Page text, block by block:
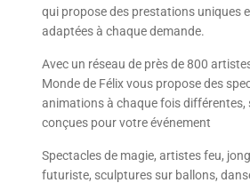
qui propose des prestations uniques
adaptées à chaque demande.
Avec un réseau de près de 800
Monde de Félix vous propose des
animations à chaque fois différentes,
conçues pour votre événement
Spectacles de magie, artistes feu,
futuriste, sculptures sur ballons,